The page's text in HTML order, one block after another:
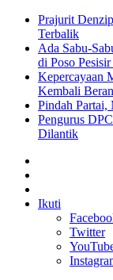
Prajurit
Terbalik
Ada Sabu-
di Poso
Kepercayaan
Kembali
Pindah Partai,
Pengurus
Dilantik
In
Ikuti
Twitter